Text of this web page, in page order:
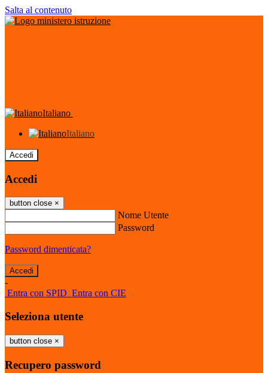
Salta al contenuto
Italiano
Italiano
Accedi
Accedi
button close ×
Nome Utente
Password
Password dimenticata?
-
Entra con SPID Entra con CIE
Seleziona utente
button close ×
Recupero password